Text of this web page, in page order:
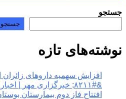
جستجو
جستجو
نوشته‌های تازه
افزایش سهمیه داروهای
&#۸۲۱۱; خبرگزاری مهر | اخبار ایران و جهان
افتتاح فاز دوم بیمارستان